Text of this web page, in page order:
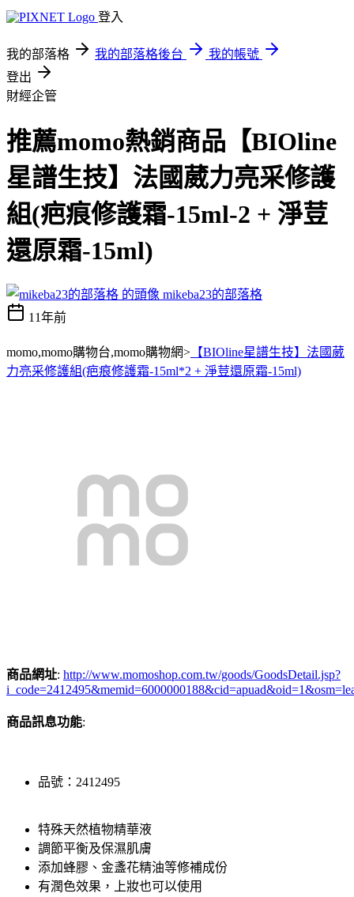
登入
我的部落格 我的部落格後台
我的帳號
登出
財經企管
推薦momo熱銷商品【BIOline
星譜生技】法國葳力亮采修護
組(疤痕修護霜-15ml-2 + 淨荳
還原霜-15ml)
mikeba23的部落格
11年前
momo,momo購物台,momo購物網> 【BIOline星譜生技】法國葳
力亮采修護組(疤痕修護霜-15ml*2 + 淨荳還原霜-15ml)
商品網址: http://www.momoshop.com.tw/goods/GoodsDetail.jsp?
商品訊息功能:
品號：2412495
特殊天然植物精華液
調節平衡及保濕肌膚
添加蜂膠、金盞花精油等修補成份
有潤色效果，上妝也可以使用